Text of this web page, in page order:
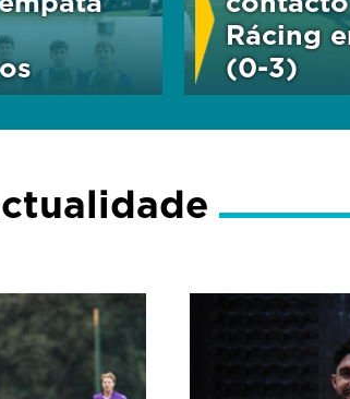
e
9
0
Rácing
(0-3)